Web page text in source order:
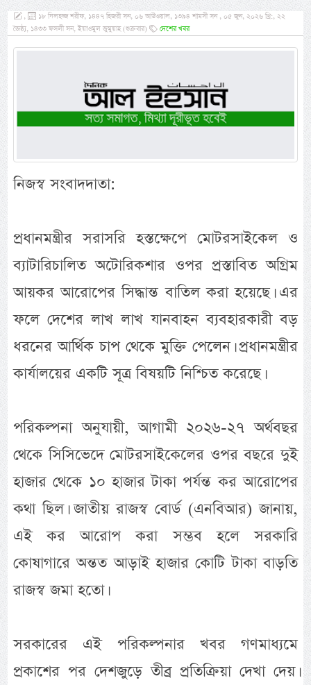
,
১৮ যিলহজ্জ শরীফ, ১৪৪৭ হিজরী সন, ০৬ আউওয়াল, ১৩৯৪ শামসী সন , ০৫ জুন, ২০২৬ খ্রি:, ২২
জৈষ্ঠ্য, ১৪৩৩ ফসলী সন, ইয়াওমুল জুমুয়াহ (শুক্রবার)
দেশের খবর
নিজস্ব সংবাদদাতা:
প্রধানমন্ত্রীর সরাসরি হস্তক্ষেপে মোটরসাইকেল ও
ব্যাটারিচালিত অটোরিকশার ওপর প্রস্তাবিত অগ্রিম
আয়কর আরোপের সিদ্ধান্ত বাতিল করা হয়েছে। এর
ফলে দেশের লাখ লাখ যানবাহন ব্যবহারকারী বড়
ধরনের আর্থিক চাপ থেকে মুক্তি পেলেন। প্রধানমন্ত্রীর
কার্যালয়ের একটি সূত্র বিষয়টি নিশ্চিত করেছে।
পরিকল্পনা অনুযায়ী, আগামী ২০২৬-২৭ অর্থবছর
থেকে সিসিভেদে মোটরসাইকেলের ওপর বছরে দুই
হাজার থেকে ১০ হাজার টাকা পর্যন্ত কর আরোপের
কথা ছিল। জাতীয় রাজস্ব বোর্ড (এনবিআর) জানায়,
এই কর আরোপ করা সম্ভব হলে সরকারি
কোষাগারে অন্তত আড়াই হাজার কোটি টাকা বাড়তি
রাজস্ব জমা হতো।
সরকারের এই পরিকল্পনার খবর গণমাধ্যমে
প্রকাশের পর দেশজুড়ে তীব্র প্রতিক্রিয়া দেখা দেয়।